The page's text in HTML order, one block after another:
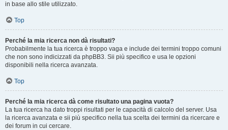
in base allo stile utilizzato.
Top
Perché la mia ricerca non dà risultati?
Probabilmente la tua ricerca è troppo vaga e include dei termini troppo comuni
che non sono indicizzati da phpBB3. Sii più specifico e usa le opzioni
disponibili nella ricerca avanzata.
Top
Perché la mia ricerca dà come risultato una pagina vuota?
La tua ricerca ha dato troppi risultati per le capacità di calcolo del server. Usa
la ricerca avanzata e sii più specifico nella tua scelta dei termini da ricercare e
dei forum in cui cercare.